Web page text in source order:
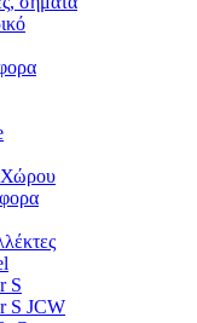
Χώρου
S
S JCW